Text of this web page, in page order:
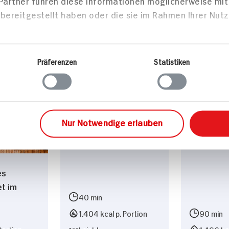
haben oder die sie im Rahmen Ihrer
Präferenzen Statistiken
Nur Notwendige erlauben
im
Hauptspeisen
Westernpizza mit
vegetarischem Hack
und Balsamico-
Zwiebeln
40 min
1.404 kcal p. Portion
90 min